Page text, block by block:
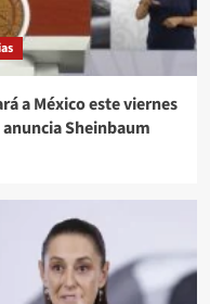
a México este viernes
Sheinbaum